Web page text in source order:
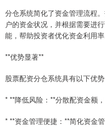
分仓系统简化了资金管理流程
户的资金状况，并根据需要进
能，帮助投资者优化资金利用率
**优势显著**
股票配资分仓系统具有以下优势
* **降低风险：**分散配资金额
* **资金管理便捷：**简化资金